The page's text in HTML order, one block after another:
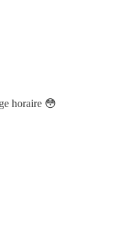
horaire 😳